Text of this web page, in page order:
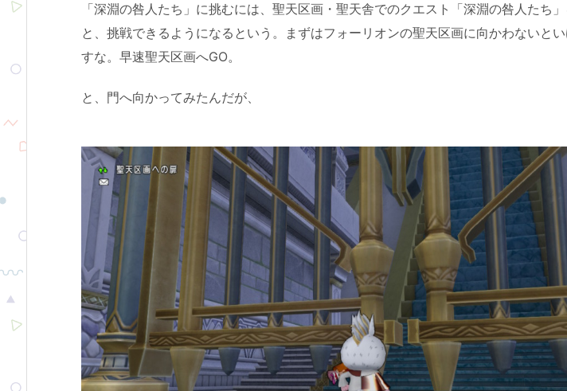
「深淵の咎人たち」に挑むには、聖天区画・聖天舎でのクエスト「深淵の咎人たち
と、挑戦できるようになるという。まずはフォーリオンの聖天区画に向かわないと
すな。早速聖天区画へGO。
と、門へ向かってみたんだが、